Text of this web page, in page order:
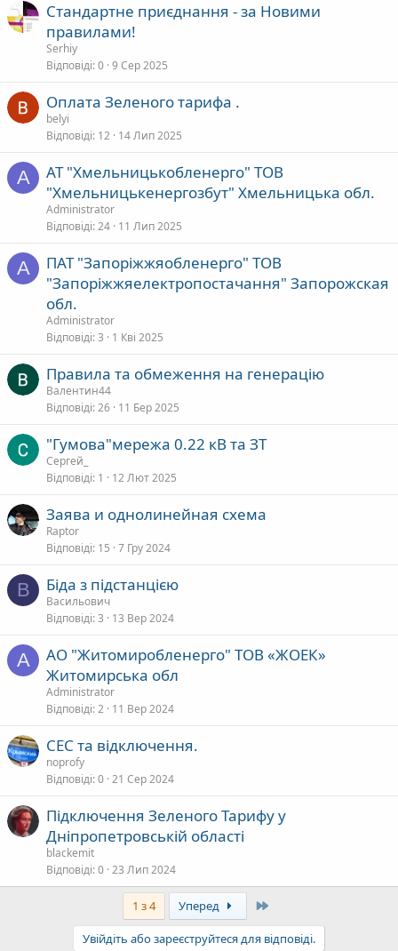
Стандартне приєднання - за Новими
правилами!
Serhiy
Відповіді 0 9 Сер 2025
Оплата Зеленого тарифа .
belyi
Відповіді 12 14 Лип 2025
A
АТ "Хмельницькобленерго" ТОВ
"Хмельницькенергозбут" Хмельницька обл.
Administrator
Відповіді 24 11 Лип 2025
A
ПАТ "Запоріжжяобленерго" ТОВ
"Запоріжжяелектропостачання" Запорожская
обл.
Administrator
Відповіді 3 1 Кві 2025
Правила та обмеження на генерацію
Валентин44
Відповіді 26 11 Бер 2025
"Гумова"мережа 0.22 кВ та ЗТ
Сергей_
Відповіді 1 12 Лют 2025
Заява и однолинейная схема
Raptor
Відповіді 15 7 Гру 2024
В Біда з підстанцією
Васильович
Відповіді 3 13 Вер 2024
A
АО "Житомиробленерго" ТОВ «ЖОЕК»
Житомирська обл
Administrator
Відповіді 2 11 Вер 2024
СЕС та відключення.
noprofy
Відповіді 0 21 Сер 2024
Підключення Зеленого Тарифу у
Дніпропетровській області
blackemit
Відповіді 0 23 Лип 2024
1 з 4 Уперед
Увійдіть або зареєструйтеся для відповіді.